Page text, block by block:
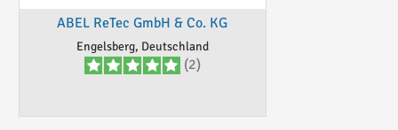
ABEL ReTec GmbH & Co. KG
Engelsberg, Deutschland
(2)